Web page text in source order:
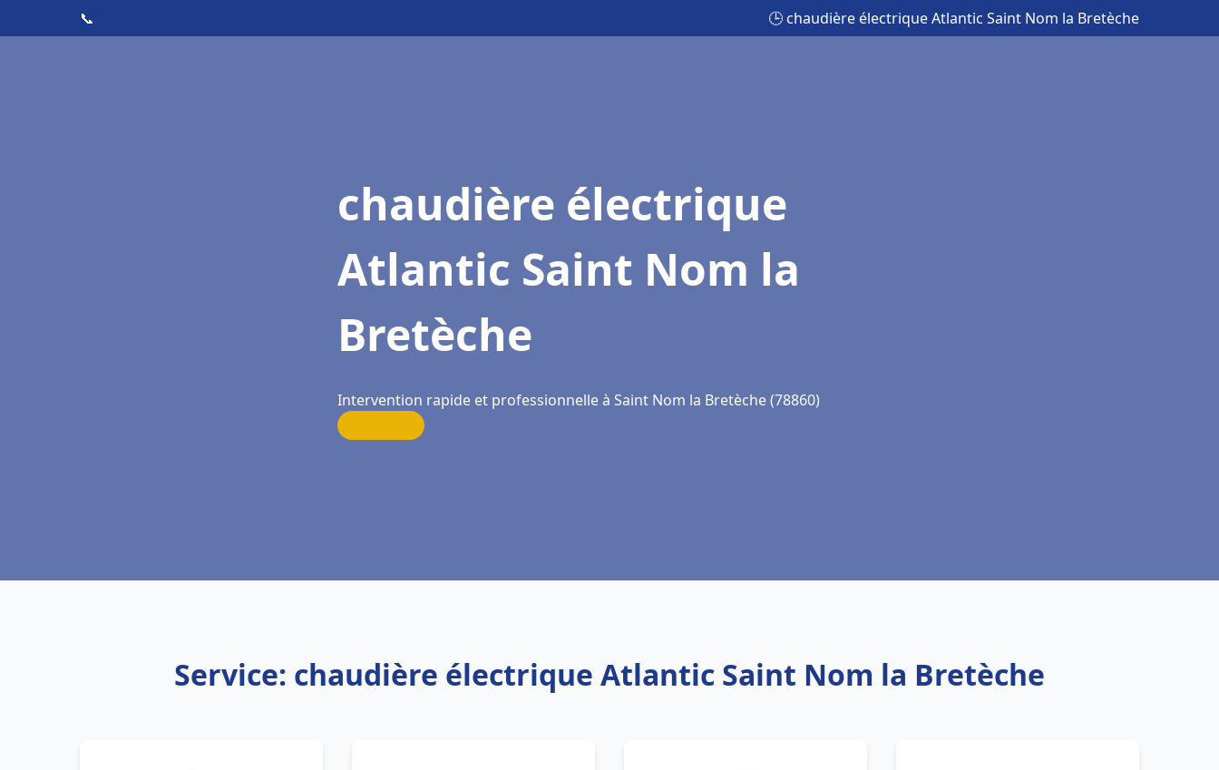
📞 🕒 chaudière électrique Atlantic Saint Nom la Bretèche
chaudière électrique
Atlantic Saint Nom la
Bretèche
Intervention rapide et professionnelle à Saint Nom la Bretèche (78860)
Service: chaudière électrique Atlantic Saint Nom la Bretèche